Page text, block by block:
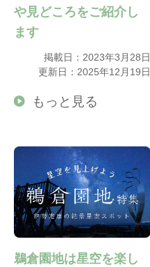
や見どころをご紹介し
ます
掲載日：2023年3月28日
更新日：2025年12月19日
もっと見る
鵜倉園地は星空を楽し